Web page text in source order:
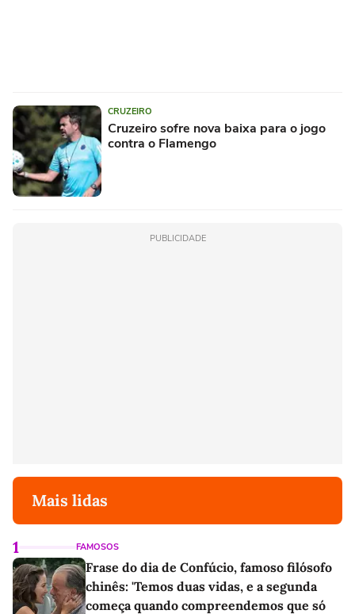
CRUZEIRO
Cruzeiro sofre nova baixa para o jogo
contra o Flamengo
PUBLICIDADE
Mais lidas
1 FAMOSOS
Frase do dia de Confúcio, famoso filósofo
chinês: 'Temos duas vidas, e a segunda
começa quando compreendemos que só